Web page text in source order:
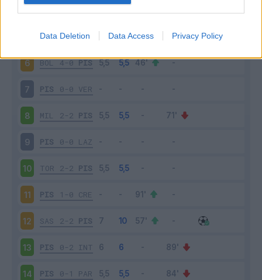
Data Deletion Data Access Privacy Policy
PIS 0-0 FIO
6 BOL 4-0 PIS
7 PIS 0-0 VER
8 MIL 2-2 PIS
9 PIS 0-0 LAZ
10 TOR 2-2 PIS
11 PIS 1-0 CRE
12 SAS 2-2 PIS
13 PIS 0-2 INT
14 PIS 0-1 PAR